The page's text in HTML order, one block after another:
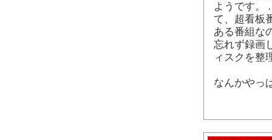
ようです。
て、超看板
ある番組な
忘れず録画
ィスクを整
なんかやっ